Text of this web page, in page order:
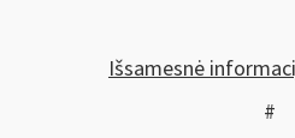
Išsamesnė
#